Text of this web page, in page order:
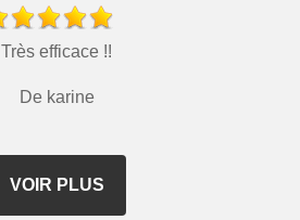
Très efficace !!
De karine
VOIR PLUS